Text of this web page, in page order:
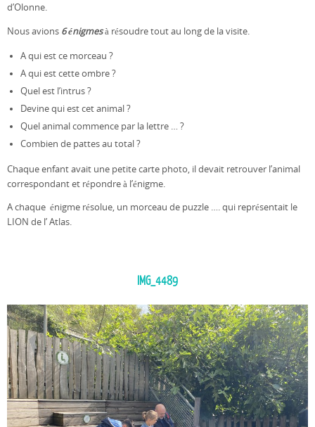
d’Olonne.
Nous avions 6 énigmesà résoudre tout au long de la visite.
A qui est ce morceau ?
A qui est cette ombre ?
Quel est l’intrus ?
Devine qui est cet animal ?
Quel animal commence par la lettre … ?
Combien de pattes au total ?
Chaque enfant avait une petite carte photo, il devait retrouver l’animal
correspondant et répondre à l’énigme.
A chaque énigme résolue, un morceau de puzzle …. qui représentait le
LION de l’ Atlas.
IMG_4489